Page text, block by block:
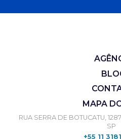
MAPA
RUA SERRA DE BOTUCATU,
SP
+55 11